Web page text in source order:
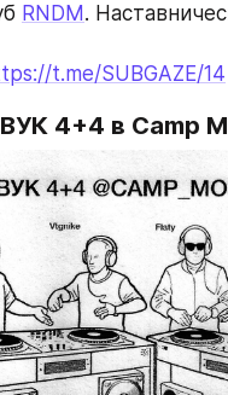
RNDM .
t.me/SUBGAZE/14
4+4 в Camp